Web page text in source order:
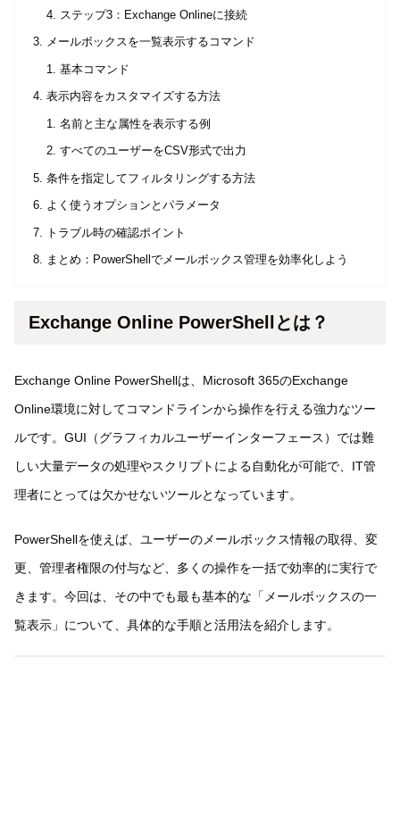
ステップ3：Exchange Onlineに接続
メールボックスを一覧表示するコマンド
基本コマンド
表示内容をカスタマイズする方法
名前と主な属性を表示する例
すべてのユーザーをCSV形式で出力
条件を指定してフィルタリングする方法
よく使うオプションとパラメータ
トラブル時の確認ポイント
まとめ：PowerShellでメールボックス管理を効率化しよう
Exchange Online PowerShellとは？
Exchange Online PowerShellは、Microsoft 365のExchange
Online環境に対してコマンドラインから操作を行える強力なツー
ルです。GUI（グラフィカルユーザーインターフェース）では難
しい大量データの処理やスクリプトによる自動化が可能で、IT管
理者にとっては欠かせないツールとなっています。
PowerShellを使えば、ユーザーのメールボックス情報の取得、変
更、管理者権限の付与など、多くの操作を一括で効率的に実行で
きます。今回は、その中でも最も基本的な「メールボックスの一
覧表示」について、具体的な手順と活用法を紹介します。